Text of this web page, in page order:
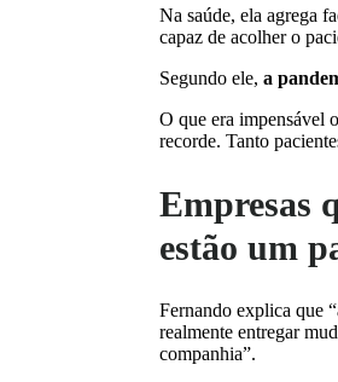
Na saúde, ela agrega
capaz de acolher o
Segundo ele, a
O que era impensável
recorde. Tanto
Empresas
estão um
Fernando explica que
realmente entregar
companhia”.